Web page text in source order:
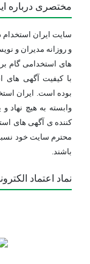
مختصری درباره
و روزانه مدیران و
های استخدامی گام
با کیفیت آگهی های
بوده است. ایران
وابسته به هیچ نهاد
کننده ی آگهی های
محترم سایت خود
باشند.
نماد اعتماد